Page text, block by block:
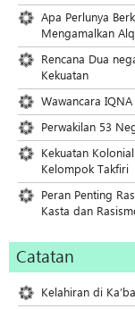
Apa Perlunya
Mengamalkan
Rencana Dua
Kekuatan
Wawancara
Perwakilan 53
Kekuatan
Kelompok Takfiri
Peran Penting
Kasta dan
Catatan
Kelahiran di